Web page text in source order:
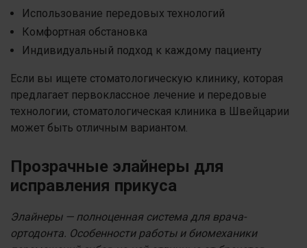
Использование передовых технологий
Комфортная обстановка
Индивидуальный подход к каждому пациенту
Если вы ищете стоматологическую клинику, которая
предлагает первоклассное лечение и передовые
технологии, стоматологическая клиника в Швейцарии
может быть отличным вариантом.
Прозрачные элайнеры для
исправления прикуса
Элайнеры — полноценная система для врача-
ортодонта. Особенности работы и биомеханики